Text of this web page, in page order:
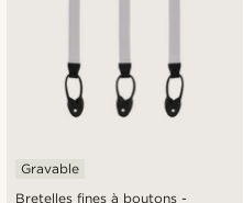
Bretelles fines à boutons -
Gravable